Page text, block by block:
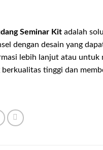
Seminar Kit adalah
dengan desain yang
lebih lanjut atau untuk
tinggi dan